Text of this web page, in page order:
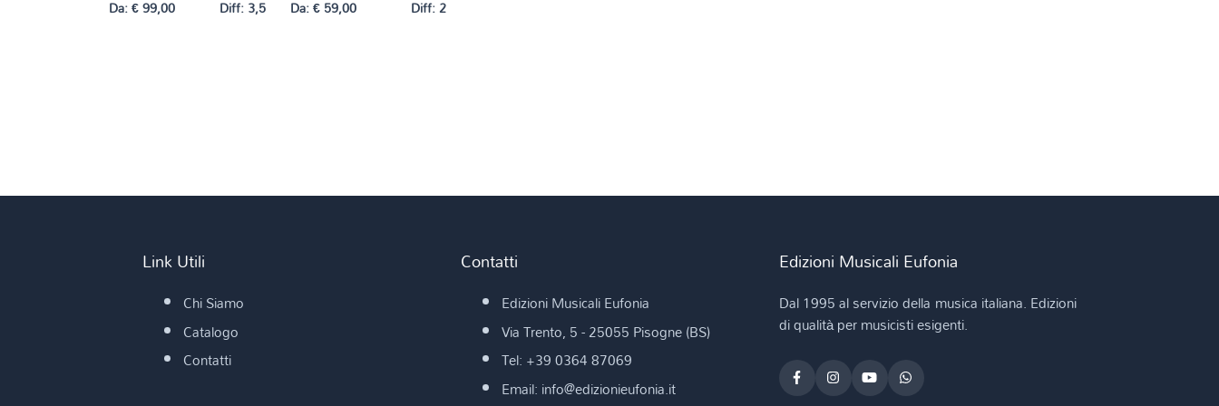
Da:€99,00 Diff: 3,5 Da:€59,00 Diff: 2
Link Utili
Chi Siamo
Catalogo
Contatti
Contatti
Edizioni Musicali Eufonia
Via Trento, 5 - 25055 Pisogne (BS)
Tel: +39 0364 87069
Email: info@edizionieufonia.it
Edizioni Musicali Eufonia
Dal 1995 al servizio della musica italiana. Edizioni
di qualità per musicisti esigenti.